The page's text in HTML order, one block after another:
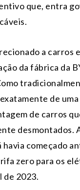
que, entra
a carros
da fábrica da
de
de carros
desmontados.
começado
zero para os
de 2023.